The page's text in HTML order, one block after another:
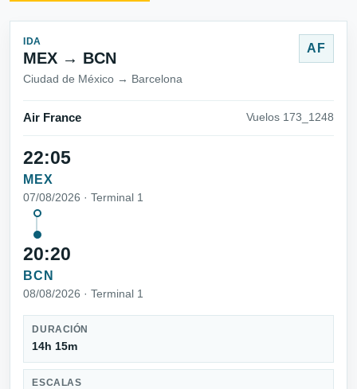
IDA
MEX → BCN
Ciudad de México → Barcelona
AF
Air France Vuelos 173_1248
22:05
MEX
07/08/2026 · Terminal 1
20:20
BCN
08/08/2026 · Terminal 1
DURACIÓN
14h 15m
ESCALAS